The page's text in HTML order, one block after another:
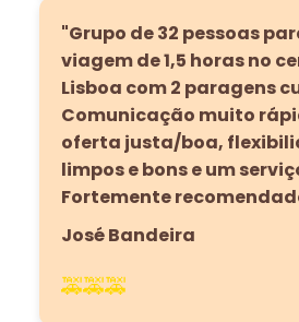
"Grupo de 32 pessoas
viagem de 1,5 horas no
Lisboa com 2 paragens
Comunicação muito
oferta justa/boa,
limpos e bons e um
Fortemente
José Bandeira
🚕🚕🚕